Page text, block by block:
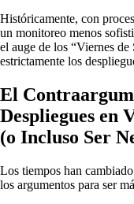
Históricamente, con
un monitoreo menos
el auge de los “Viernes
estrictamente los
El
Despliegues en
(o Incluso Ser
Los tiempos han
los argumentos para ser